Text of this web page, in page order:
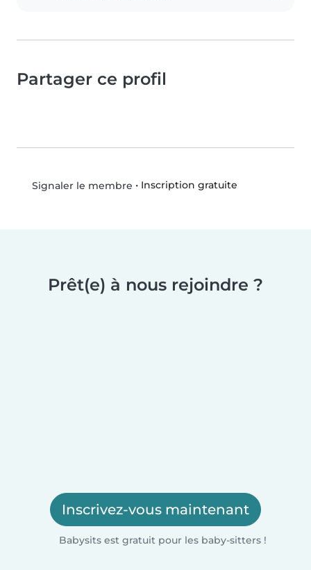
Partager ce profil
Signaler le membre • Inscription gratuite
Prêt(e) à nous rejoindre ?
Inscrivez-vous maintenant
Babysits est gratuit pour les baby-sitters !